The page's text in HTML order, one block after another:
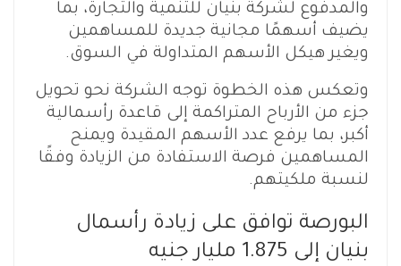
والمدفوع لشركة بنيان للتنمية والتجارة، بما
يضيف أسهمًا مجانية جديدة للمساهمين
ويغير هيكل الأسهم المتداولة في السوق.
وتعكس هذه الخطوة توجه الشركة نحو تحويل
جزء من الأرباح المتراكمة إلى قاعدة رأسمالية
أكبر، بما يرفع عدد الأسهم المقيدة ويمنح
المساهمين فرصة الاستفادة من الزيادة وفقًا
لنسبة ملكيتهم.
البورصة توافق على زيادة رأسمال
بنيان إلى 1.875 مليار جنيه